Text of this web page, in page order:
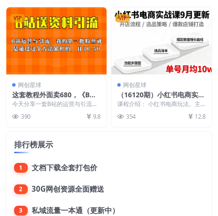
VIP
网创星球
这套教程外面卖680，《B站
送资料引流法》，单账号一天
今天分享一套B站的运营与引流教
一批粉丝就是通过这个...
390 9.8
VIP
网创星球
（16120期）小红书电商实战
课9月更新，开店流程/选品策
略/爆款店铺打造，单号月均1
0w+
课程介绍： 小红书电商玩法。主
小红书带货、选品训练...
354 12.8
排行榜展示
1 文档下载全套打包价
2 30G网创资源全面赠送
3 私域流量一本通（更新中）